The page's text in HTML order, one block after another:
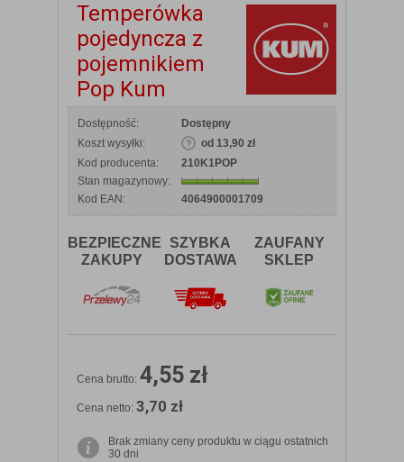
Temperówka
pojedyncza z
pojemnikiem
Pop Kum
Dostępność:
Dostępny
Koszt wysyłki:
od 13,90 zł
Kod producenta:
210K1POP
Stan magazynowy:
Kod EAN:
4064900001709
BEZPIECZNE
ZAKUPY
SZYBKA
DOSTAWA
ZAUFANY
SKLEP
Cena brutto: 4,55 zł
Cena netto: 3,70 zł
Brak zmiany ceny produktu w ciągu ostatnich
30 dni